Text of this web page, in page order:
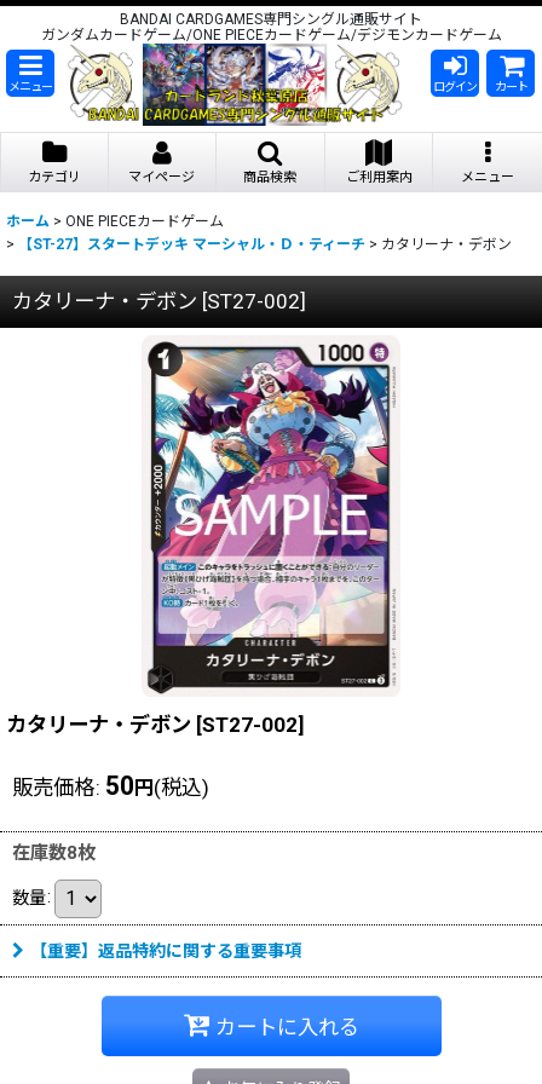
BANDAI CARDGAMES専門シングル通販サイト
ガンダムカードゲーム/ONE PIECEカードゲーム/デジモンカードゲーム
メニュー ログイン カート
カテゴリ マイページ 商品検索 ご利用案内 メニュー
ホーム > ONE PIECEカードゲーム
>
【ST-27】スタートデッキ マーシャル・Ｄ・ティーチ > カタリーナ・デボン
カタリーナ・デボン [ST27-002]
カタリーナ・デボン [ST27-002]
販売価格: 50 円 (税込)
在庫数8枚
数量:
【重要】返品特約に関する重要事項
カートに入れる